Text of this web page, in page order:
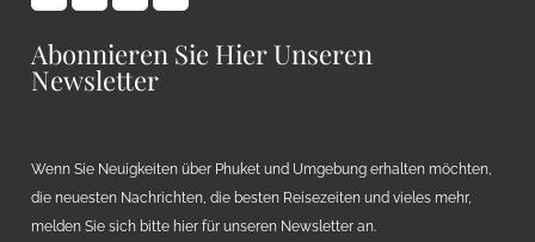
Abonnieren Sie Hier Unseren
Newsletter
Wenn Sie Neuigkeiten über Phuket und Umgebung erhalten möchten,
die neuesten Nachrichten, die besten Reisezeiten und vieles mehr,
melden Sie sich bitte hier für unseren Newsletter an.